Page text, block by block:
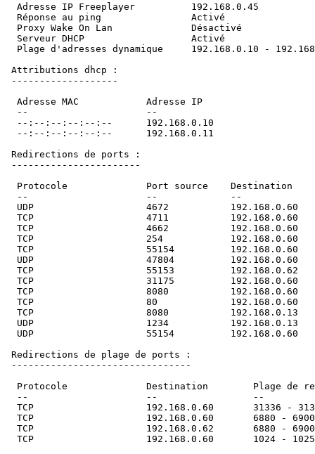
Adresse IP Freeplayer
Réponse au ping
Proxy Wake On Lan
Serveur DHCP
Plage d'adresses dynamique     192.168.0.10 -
Attributions dhcp :
-------------------
  Adresse MAC            Adresse IP
  --                     --
  --:--:--:--:--:--      192.168.0.10
  --:--:--:--:--:--      192.168.0.11
Redirections de ports :
-----------------------
Protocole              Port source    Destination
--                     --             --
UDP                    4672
TCP                    4711
TCP                    4662
TCP                    254
TCP                    55154
UDP                    47804
TCP                    55153
TCP                    31175
TCP                    8080
TCP                    80
TCP                    8080
UDP                    1234
UDP                    55154
Redirections de plage de ports :
--------------------------------
Protocole              Destination        Plage de
--                     --
TCP                    192.168.0.60       31336
TCP                    192.168.0.60       6880
TCP                    192.168.0.62       6880
TCP                    192.168.0.60       1024